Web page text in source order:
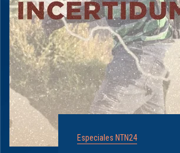
Especiales NTN24